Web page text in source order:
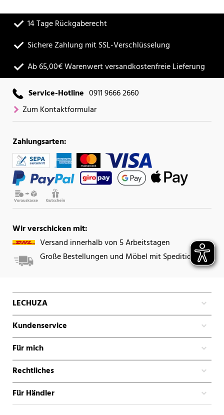
14 Tage Rückgaberecht
Sichere Zahlung mit SSL-Verschlüsselung
Ab 65,00€ Warenwert versandkostenfreie Lieferung
Service-Hotline 0911 9666 2660
Zum Kontaktformular
Zahlungsarten:
Wir verschicken mit:
Versand innerhalb von 5 Arbeitstagen
Große Bestellungen und Möbel mit Spedition
LECHUZA
Kundenservice
Für mich
Rechtliches
Für Händler